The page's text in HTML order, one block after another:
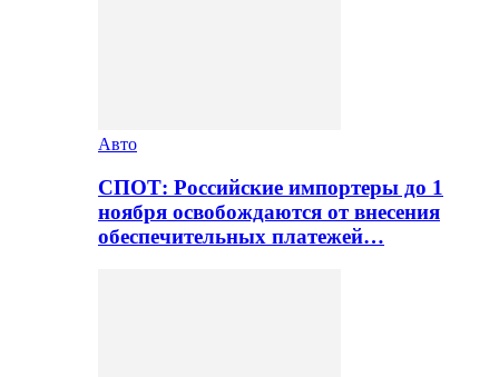
Авто
СПОТ: Российские импортеры до 1
ноября освобождаются от внесения
обеспечительных платежей…